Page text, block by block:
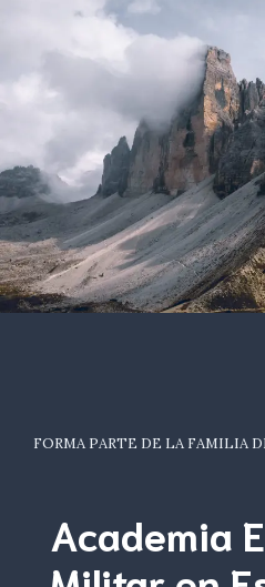
FORMA PARTE DE LA FAMILIA
Academia